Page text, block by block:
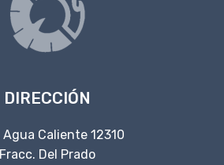
DIRECCIÓN
Agua Caliente 12310
Fracc. Del Prado